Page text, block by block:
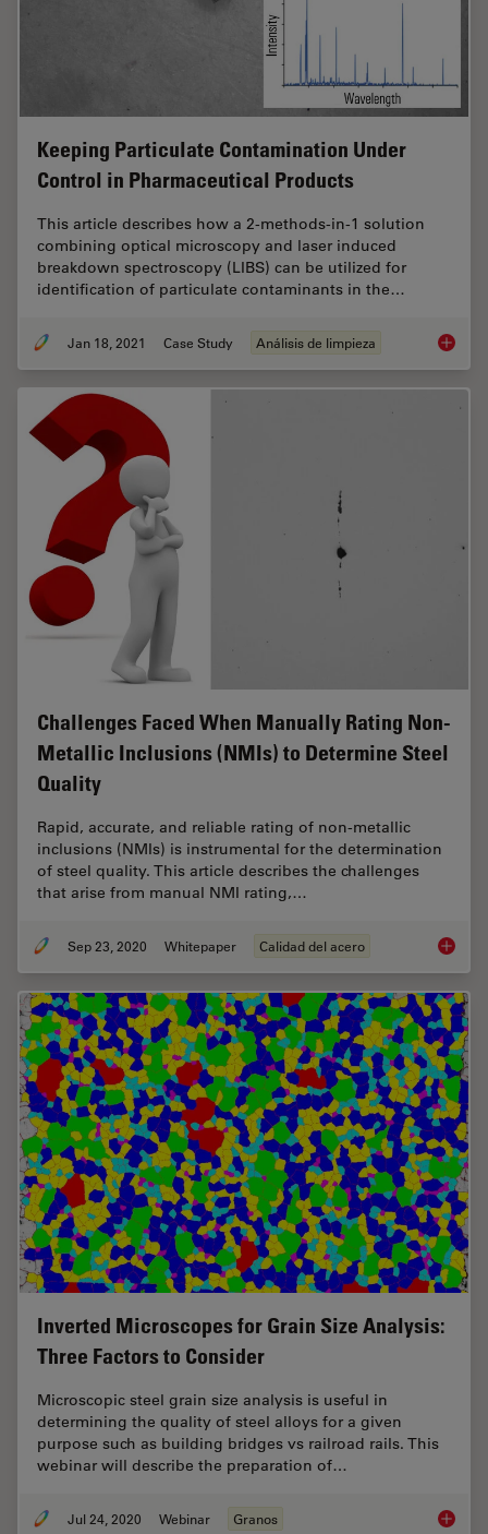
Keeping Particulate Contamination Under
Control in Pharmaceutical Products
This article describes how a 2-methods-in-1 solution
combining optical microscopy and laser induced
breakdown spectroscopy (LIBS) can be utilized for
identification of particulate contaminants in the…
Jan 18, 2021 Case Study Análisis de limpieza
Challenges Faced When Manually Rating Non-
Metallic Inclusions (NMIs) to Determine Steel
Quality
Rapid, accurate, and reliable rating of non-metallic
inclusions (NMIs) is instrumental for the determination
of steel quality. This article describes the challenges
that arise from manual NMI rating,…
Sep 23, 2020 Whitepaper Calidad del acero
Inverted Microscopes for Grain Size Analysis:
Three Factors to Consider
Microscopic steel grain size analysis is useful in
determining the quality of steel alloys for a given
purpose such as building bridges vs railroad rails. This
webinar will describe the preparation of…
Jul 24, 2020 Webinar Granos